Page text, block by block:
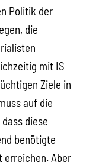
Politik der
die
mit IS
Ziele in
auf die
diese
benötigte
erreichen. Aber